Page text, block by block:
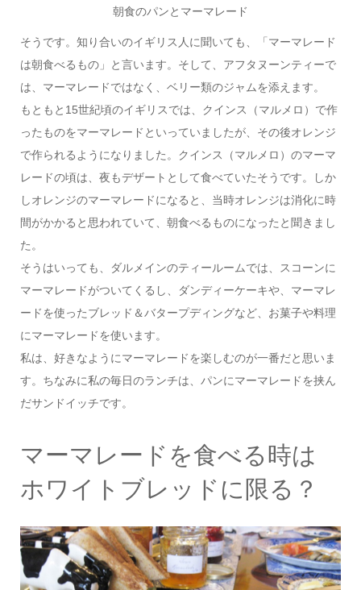
朝食のパンとマーマレード
そうです。知り合いのイギリス人に聞いても、「マーマレード
は朝食べるもの」と言います。そして、アフタヌーンティーで
は、マーマレードではなく、ベリー類のジャムを添えます。
もともと15世紀頃のイギリスでは、クインス（マルメロ）で作
ったものをマーマレードといっていましたが、その後オレンジ
で作られるようになりました。クインス（マルメロ）のマーマ
レードの頃は、夜もデザートとして食べていたそうです。しか
しオレンジのマーマレードになると、当時オレンジは消化に時
間がかかると思われていて、朝食べるものになったと聞きまし
た。
そうはいっても、ダルメインのティールームでは、スコーンに
マーマレードがついてくるし、ダンディーケーキや、マーマレ
ードを使ったブレッド＆バタープディングなど、お菓子や料理
にマーマレードを使います。
私は、好きなようにマーマレードを楽しむのが一番だと思いま
す。ちなみに私の毎日のランチは、パンにマーマレードを挟ん
だサンドイッチです。
マーマレードを食べる時は
ホワイトブレッドに限る？